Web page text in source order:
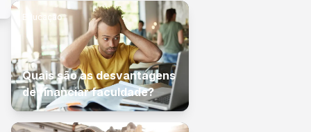
Educação
Quais são as desvantagens
de financiar faculdade?